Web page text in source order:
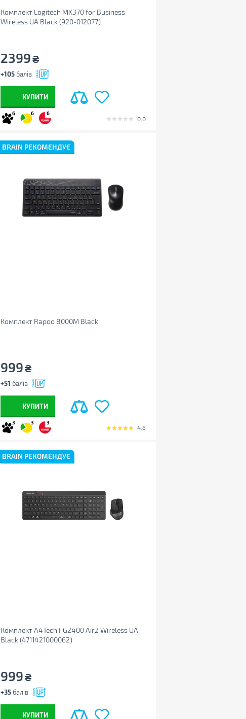
Комплект Logitech MK370 for Business
Wireless UA Black (920-012077)
2399₴
+105 балів
КУПИТИ
6 6 6
0.0
BRAIN РЕКОМЕНДУЄ
Комплект Rapoo 8000M Black
999₴
+51 балів
КУПИТИ
3 3 3
4.6
BRAIN РЕКОМЕНДУЄ
Комплект A4Tech FG2400 Air2 Wireless UA
Black (4711421000062)
999₴
+35 балів
КУПИТИ